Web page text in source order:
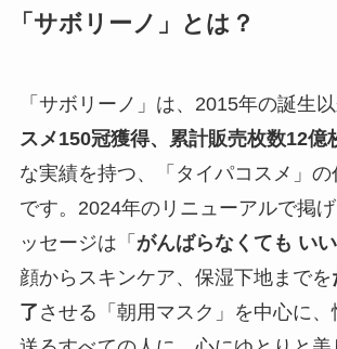
「サボリーノ」とは？
「サボリーノ」は、2015年の誕生以
スメ150冠獲得、累計販売枚数12億
な実績を持つ、「タイパコスメ」
です。2024年のリニューアルで掲
ッセージは「 がんばらなくても い
顔からスキンケア、保湿下地までを
了 させる「朝用マスク」を中心に、